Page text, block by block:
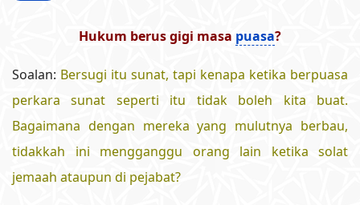
Hukum berus gigi masa puasa?
Soalan: Bersugi itu sunat, tapi kenapa ketika berpuasa
perkara sunat seperti itu tidak boleh kita buat.
Bagaimana dengan mereka yang mulutnya berbau,
tidakkah ini mengganggu orang lain ketika solat
jemaah ataupun di pejabat?